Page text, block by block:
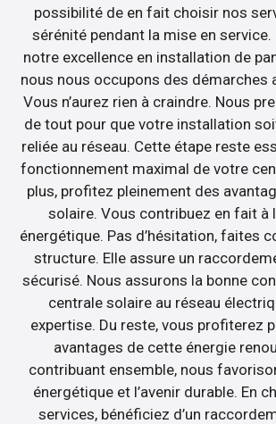
possibilité de en fait choisir nos
sérénité pendant la mise en service.
notre excellence en installation de
nous nous occupons des démarches
Vous n’aurez rien à craindre. Nous
de tout pour que votre installation
reliée au réseau. Cette étape reste
fonctionnement maximal de votre
plus, profitez pleinement des
solaire. Vous contribuez en fait à
énergétique. Pas d’hésitation, faites
structure. Elle assure un
sécurisé. Nous assurons la bonne
centrale solaire au réseau
expertise. Du reste, vous profiterez
avantages de cette énergie
contribuant ensemble, nous
énergétique et l’avenir durable. En
services, bénéficiez d’un